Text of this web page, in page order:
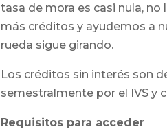
tasa de mora es casi nula,
más créditos y ayudemos a
rueda sigue girando.
Los créditos sin interés son
semestralmente por el IVS y
Requisitos para acceder